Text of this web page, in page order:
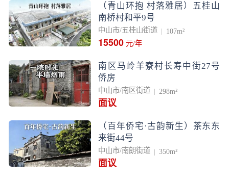
（青山环抱 村落雅居）五桂山
南桥村和平9号
中山市/五桂山街道 107m²
15500 元/年
南区马岭羊寮村长寿中街27号
侨房
中山市/南区街道 298m²
面议
（百年侨宅·古韵新生）茶东东
来街44号
中山市/南朗街道 350m²
面议